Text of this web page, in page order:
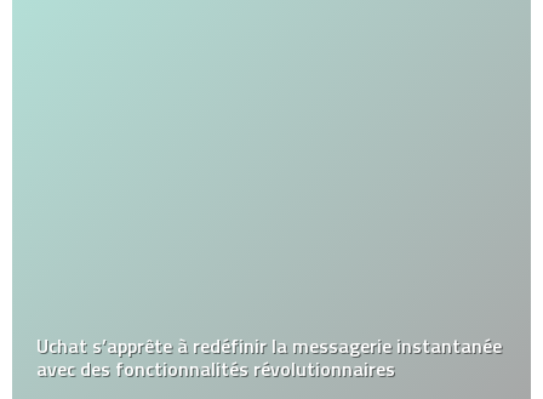
Uchat s’apprête à redéfinir la messagerie instantanée
avec des fonctionnalités révolutionnaires